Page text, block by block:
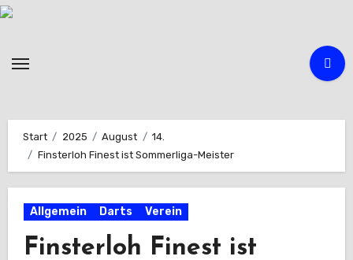
Zum
Start 2025 August
14.
Finsterloh Finest ist Sommerliga-Meister
Allgemein Darts Verein
Finsterloh Finest ist